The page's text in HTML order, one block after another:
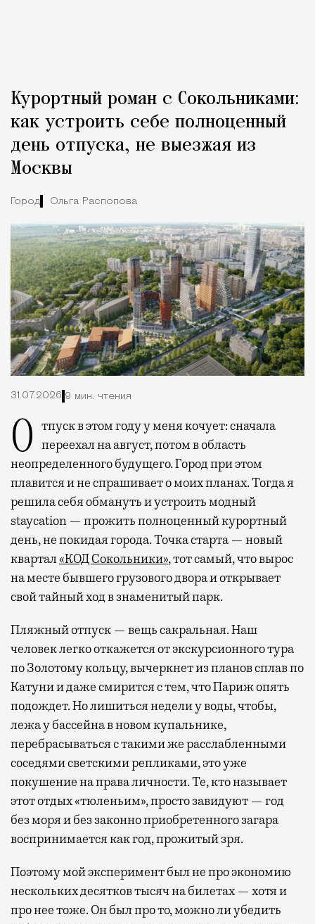
Курортный роман с Сокольниками:
как устроить себе полноценный
день отпуска, не выезжая из
Москвы
Город Ольга Распопова
31.07.2026 9 мин. чтения
Отпуск в этом году у меня кочует: сначала переехал на август, потом в область
неопределенного будущего. Город при этом
плавится и не спрашивает о моих планах. Тогда я
решила себя обмануть и устроить модный
staycation — прожить полноценный курортный
день, не покидая города. Точка старта — новый
квартал«КОД Сокольники», тот самый, что вырос
на месте бывшего грузового двора и открывает
свой тайный ход в знаменитый парк.
Пляжный отпуск — вещь сакральная. Наш
человек легко откажется от экскурсионного тура
по Золотому кольцу, вычеркнет из планов сплав по
Катуни и даже смирится с тем, что Париж опять
подождет. Но лишиться недели у воды, чтобы,
лежа у бассейна в новом купальнике,
перебрасываться с такими же расслабленными
соседями светскими репликами, это уже
покушение на права личности. Те, кто называет
этот отдых «тюленьим», просто завидуют — год
без моря и без законно приобретенного загара
воспринимается как год, прожитый зря.
Поэтому мой эксперимент был не про экономию
нескольких десятков тысяч на билетах — хотя и
про нее тоже. Он был про то, можно ли убедить